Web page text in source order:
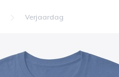
Verjaardag